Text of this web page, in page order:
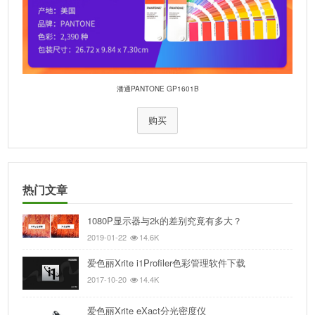
潘通PANTONE GP1601B
购买
热门文章
1080P显示器与2k的差别究竟有多大？
2019-01-22 14.6K
爱色丽Xrite i1Profiler色彩管理软件下载
2017-10-20 14.4K
爱色丽Xrite eXact分光密度仪